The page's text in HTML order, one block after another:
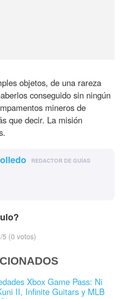
objetos, de una rareza
conseguido sin ningún
mineros de
que decir. La misión
REDACTOR DE GUÍAS
/5 (0 votos)
Xbox Game Pass: Ni
II, Infinite Guitars y MLB